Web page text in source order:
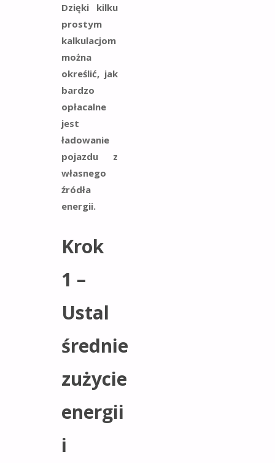
Dzięki kilku
prostym
kalkulacjom
można
określić, jak
bardzo
opłacalne
jest
ładowanie
pojazdu z
własnego
źródła
energii.
Krok
1 –
Ustal
średnie
zużycie
energii
i